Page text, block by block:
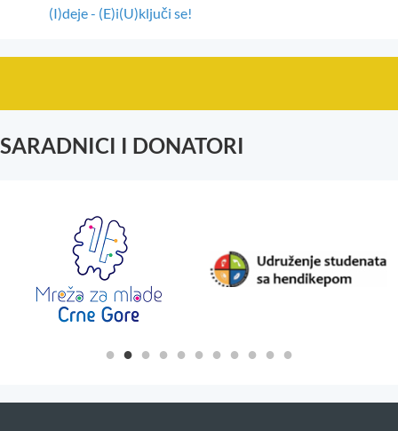
(I)deje - (E)i(U)ključi se!
SARADNICI I DONATORI